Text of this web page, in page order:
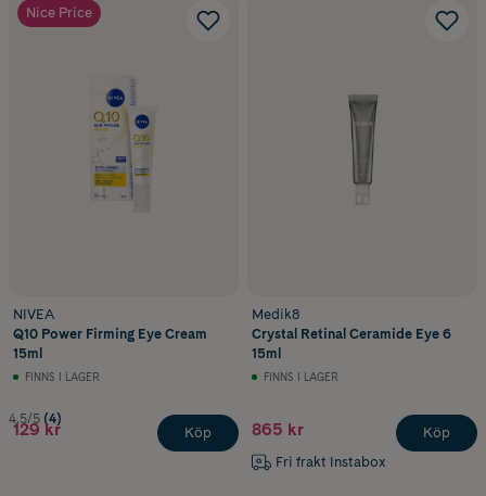
Nice Price
NIVEA
Q10 Power Firming Eye Cream
15ml
FINNS I LAGER
4.5/5 (4)
129 kr Köp
Medik8
Crystal Retinal Ceramide Eye 6
15ml
FINNS I LAGER
865 kr
Fri frakt Instabox
Köp